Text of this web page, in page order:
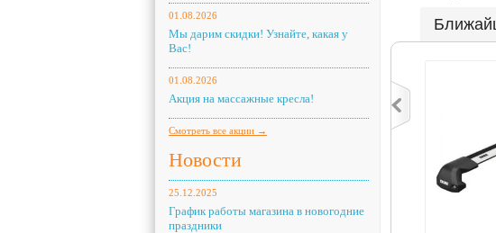
01.08.2026
Мы дарим скидки! Узнайте, какая у
Вас!
01.08.2026
Акция на массажные кресла!
Смотреть все акции →
Новости
25.12.2025
График работы магазина в новогодние
праздники